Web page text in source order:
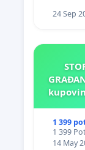
24 Sep
1 399
1 399
14 May